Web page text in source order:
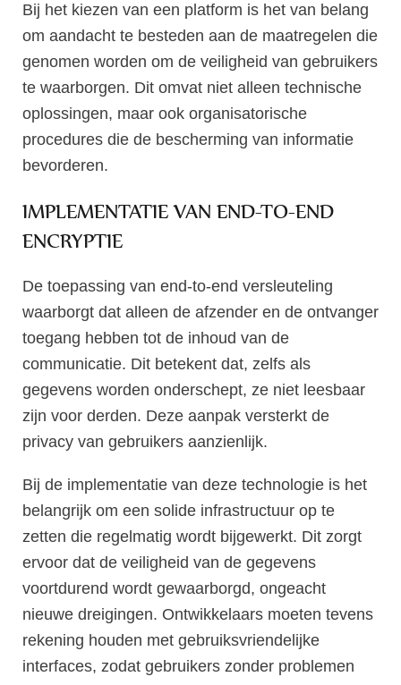
Bij het kiezen van een platform is het van belang
om aandacht te besteden aan de maatregelen die
genomen worden om de veiligheid van gebruikers
te waarborgen. Dit omvat niet alleen technische
oplossingen, maar ook organisatorische
procedures die de bescherming van informatie
bevorderen.
IMPLEMENTATIE VAN END-TO-END
ENCRYPTIE
De toepassing van end-to-end versleuteling
waarborgt dat alleen de afzender en de ontvanger
toegang hebben tot de inhoud van de
communicatie. Dit betekent dat, zelfs als
gegevens worden onderschept, ze niet leesbaar
zijn voor derden. Deze aanpak versterkt de
privacy van gebruikers aanzienlijk.
Bij de implementatie van deze technologie is het
belangrijk om een solide infrastructuur op te
zetten die regelmatig wordt bijgewerkt. Dit zorgt
ervoor dat de veiligheid van de gegevens
voortdurend wordt gewaarborgd, ongeacht
nieuwe dreigingen. Ontwikkelaars moeten tevens
rekening houden met gebruiksvriendelijke
interfaces, zodat gebruikers zonder problemen